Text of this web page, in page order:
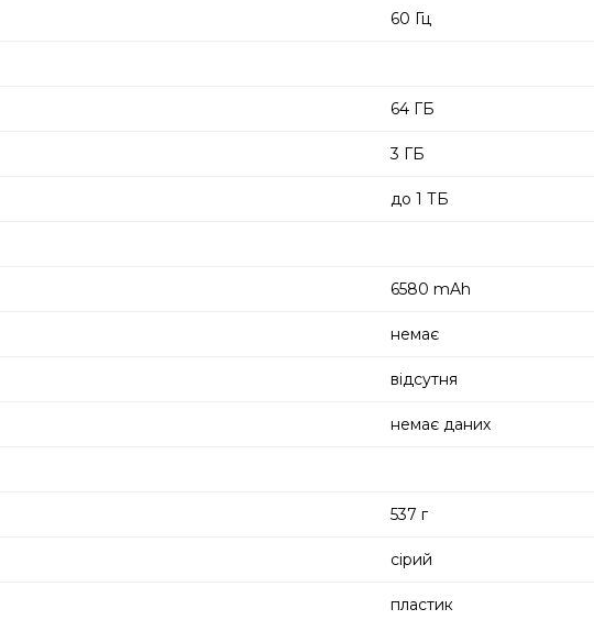
60 Гц
64 ГБ
3 ГБ
до 1 ТБ
6580 mAh
немає
відсутня
немає даних
537 г
сірий
пластик